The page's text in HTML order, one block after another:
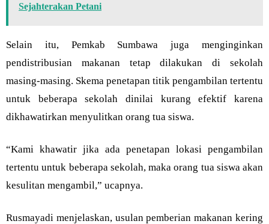
Sejahterakan Petani
Selain itu, Pemkab Sumbawa juga menginginkan
pendistribusian makanan tetap dilakukan di sekolah
masing-masing. Skema penetapan titik pengambilan tertentu
untuk beberapa sekolah dinilai kurang efektif karena
dikhawatirkan menyulitkan orang tua siswa.
“Kami khawatir jika ada penetapan lokasi pengambilan
tertentu untuk beberapa sekolah, maka orang tua siswa akan
kesulitan mengambil,” ucapnya.
Rusmayadi menjelaskan, usulan pemberian makanan kering